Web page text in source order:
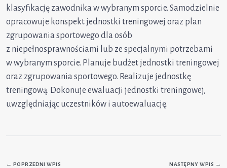
klasyfikację zawodnika w wybranym sporcie. Samodzielnie
opracowuje konspekt jednostki treningowej oraz plan
zgrupowania sportowego dla osób
z niepełnosprawnościami lub ze specjalnymi potrzebami
w wybranym sporcie. Planuje budżet jednostki treningowej
oraz zgrupowania sportowego. Realizuje jednostkę
treningową. Dokonuje ewaluacji jednostki treningowej,
uwzględniając uczestników i autoewaluację.
← POPRZEDNI WPIS NASTĘPNY WPIS →